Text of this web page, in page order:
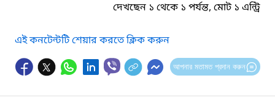
দেখছেন ১ থেকে ১ পর্যন্ত, মোট ১ এন্ট্রি
এই কনটেন্টটি শেয়ার করতে ক্লিক করুন
আপনার মতামত প্রদান করুন